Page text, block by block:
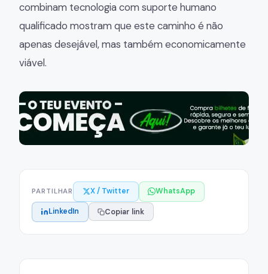
combinam tecnologia com suporte humano
qualificado mostram que este caminho é não
apenas desejável, mas também economicamente
viável.
PARTILHAR X / Twitter WhatsApp
LinkedIn Copiar link